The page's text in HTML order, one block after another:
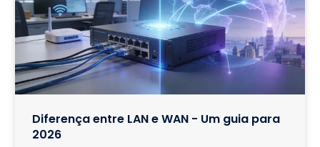
Diferença entre LAN e WAN - Um guia para
2026